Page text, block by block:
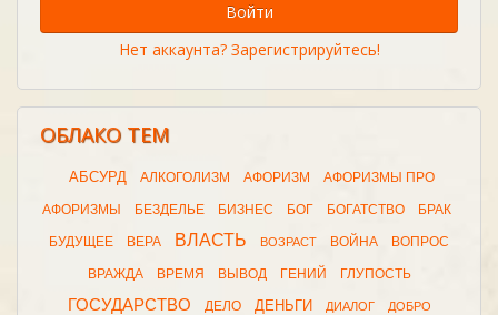
Войти
Нет аккаунта? Зарегистрируйтесь!
ОБЛАКО ТЕМ
АБСУРД АЛКОГОЛИЗМ АФОРИЗМ АФОРИЗМЫ ПРО
АФОРИЗМЫ БЕЗДЕЛЬЕ БИЗНЕС БОГ БОГАТСТВО БРАК
БУДУЩЕЕ ВЕРА ВЛАСТЬ ВОЗРАСТ ВОЙНА ВОПРОС
ВРАЖДА ВРЕМЯ ВЫВОД ГЕНИЙ ГЛУПОСТЬ
ГОСУДАРСТВО ДЕЛО ДЕНЬГИ ДИАЛОГ ДОБРО